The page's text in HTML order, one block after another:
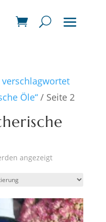
Öle“/ Seite 2
angezeigt